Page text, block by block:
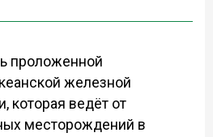
проложенной
железной
которая ведёт от
месторождений в